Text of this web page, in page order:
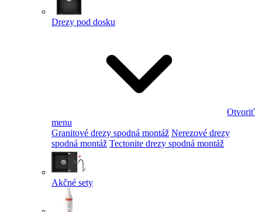
Drezy pod dosku
Otvoriť
menu
Granitové drezy spodná montáž Nerezové drezy
spodná montáž Tectonite drezy spodná montáž
Akčné sety